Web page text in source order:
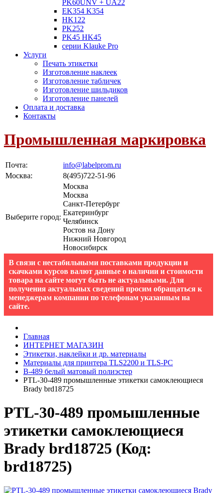
PK60UNV + UA22
EK354 K354
HK122
PK252
PK45 HK45
серии Klauke Pro
Услуги
Печать этикетки
Изготовление наклеек
Изготовление табличек
Изготовление шильдиков
Изготовление панелей
Оплата и доставка
Контакты
Промышленная маркировка
Почта:
info@labelprom.ru
Москва: 8(495)722-51-96
Выберите город:
Москва
Москва
Санкт-Петербург
Екатеринбург
Челябинск
Ростов на Дону
Нижний Новгород
Новосибирск
В связи с нестабильными поставками продукции и
скачками курсов валют данные о наличии и стоимости
товара на сайте могут быть не актуальными. Для
получения актуальных сведений просим обращаться к
менеджерам компании по телефонам указанным на
сайте.
Главная
ИНТЕРНЕТ МАГАЗИН
Этикетки, наклейки и др. материалы
Материалы для принтера TLS2200 и TLS-PC
B-489 белый матовый полиэстер
PTL-30-489 промышленные этикетки самоклеющиеся
Brady brd18725
PTL-30-489 промышленные
этикетки самоклеющиеся
Brady brd18725 (Код:
brd18725)